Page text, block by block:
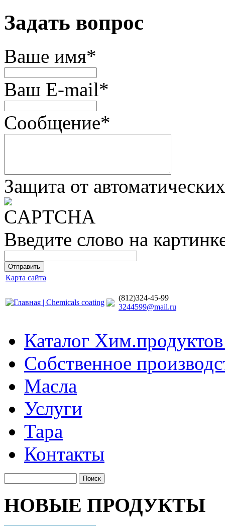
Задать вопрос
Ваше имя*
Ваш E-mail*
Сообщение*
Защита от
Введите слово на
Карта сайта
(812)324-45-99
3244599@mail.ru
Каталог
Собственное
Масла
Услуги
Тара
Контакты
НОВЫЕ ПРОДУКТЫ